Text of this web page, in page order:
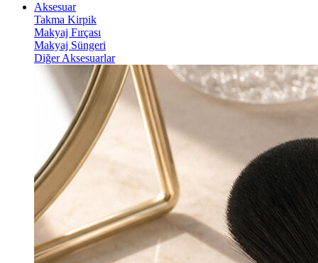
Aksesuar
Takma Kirpik
Makyaj Fırçası
Makyaj Süngeri
Diğer Aksesuarlar